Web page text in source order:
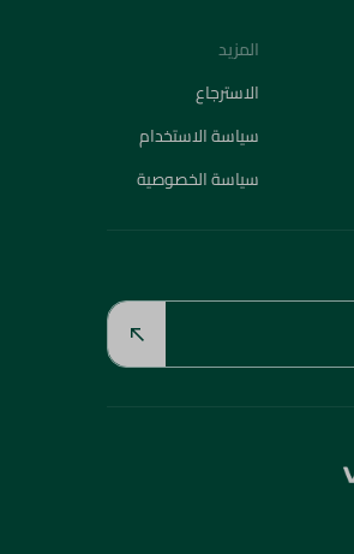
المزيد
الاسترجاع
سياسة الاستخدام
سياسة الخصوصية